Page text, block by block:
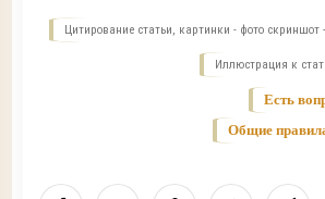
Цитирование статьи, картинки - фото скриншот -
Иллюстрация к
Есть
Общие